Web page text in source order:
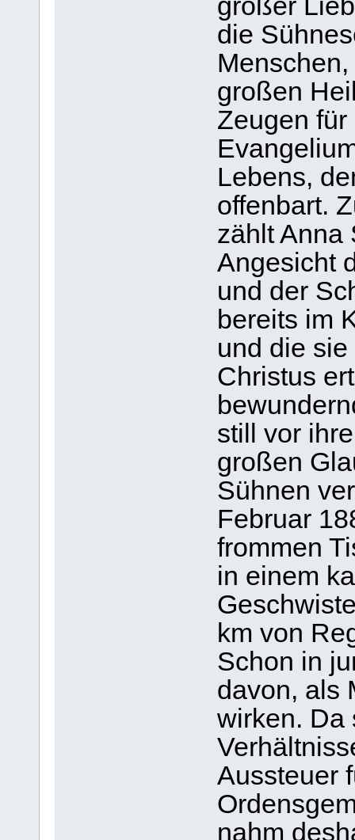
großer
die
großen
Zeugen
Lebens,
offenbart.
zählt Anna
Angesicht
und der
bereits im
und die
Christus
still vor
großen
Sühnen
Februar
frommen
in einem
km von
Schon in
davon, als
wirken. Da
Aussteuer
nahm